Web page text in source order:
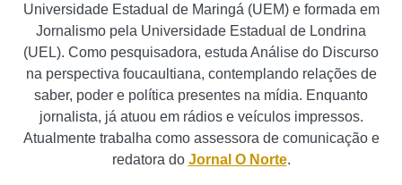
Universidade Estadual de Maringá (UEM) e formada em
Jornalismo pela Universidade Estadual de Londrina
(UEL). Como pesquisadora, estuda Análise do Discurso
na perspectiva foucaultiana, contemplando relações de
saber, poder e política presentes na mídia. Enquanto
jornalista, já atuou em rádios e veículos impressos.
Atualmente trabalha como assessora de comunicação e
redatora do Jornal O Norte.